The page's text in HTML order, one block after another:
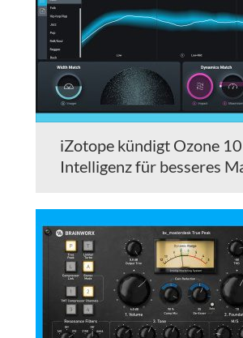
iZotope kündigt Ozone
Intelligenz für besseres